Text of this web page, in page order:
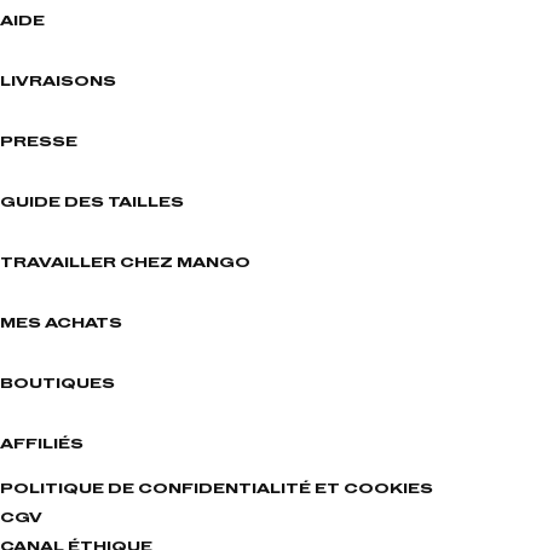
AIDE
LIVRAISONS
PRESSE
GUIDE DES TAILLES
TRAVAILLER CHEZ MANGO
MES ACHATS
BOUTIQUES
AFFILIÉS
POLITIQUE DE CONFIDENTIALITÉ ET COOKIES
CGV